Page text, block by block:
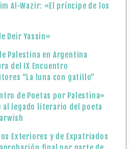
final por parte de
de la Cultura y Día de la
Tierra Palestina
actividades del Día de la